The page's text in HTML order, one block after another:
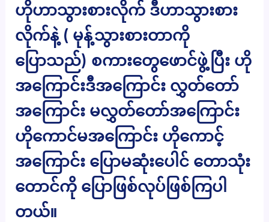
ဟိုဟာသွားစားလိုက် ဒီဟာသွားစား
လိုက်နဲ့ ( မုန့်သွားစားတာကို
ပြောသည်) စကားတွေဖောင်ဖွဲ့ပြီး ဟို
အကြောင်းဒီအကြောင်း လွှတ်တော်
အကြောင်း မလွှတ်တော်အကြောင်း
ဟိုကောင်မအကြောင်း ဟိုကောင့်
အကြောင်း ပြောမဆုံးပေါင် တောသုံး
တောင်ကို ပြောဖြစ်လုပ်ဖြစ်ကြပါ
တယ်။